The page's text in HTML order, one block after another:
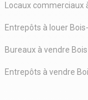
Locaux commerciaux
Entrepôts à louer
Bureaux à vendre
Entrepôts à vendre